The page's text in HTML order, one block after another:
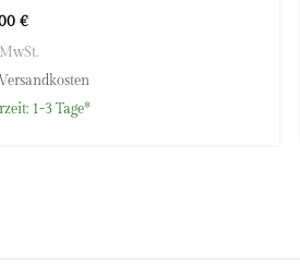
€
Versandkosten
1-3 Tage*